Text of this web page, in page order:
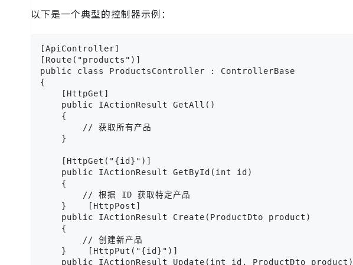
以下是一个典型的控制器示例：
[ApiController]
[Route("products")]
public class ProductsController : ControllerBase
{
    [HttpGet]
    public IActionResult GetAll()
    {
        // 获取所有产品
    }
    [HttpGet("{id}")]
    public IActionResult GetById(int id)
    {
        // 根据 ID 获取特定产品
    }    [HttpPost]
    public IActionResult Create(ProductDto product)
    {
        // 创建新产品
    }    [HttpPut("{id}")]
    public IActionResult Update(int id, ProductDto product)